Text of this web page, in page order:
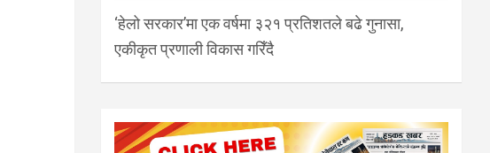
‘हेलो सरकार’मा एक वर्षमा ३२१ प्रतिशतले बढे गुनासा,
एकीकृत प्रणाली विकास गरिँदै